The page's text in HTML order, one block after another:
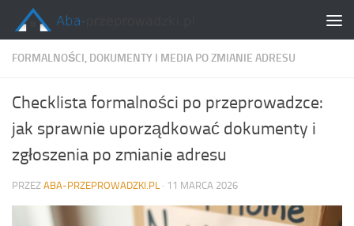
Skip to content
FORMALNOŚCI, DOKUMENTY I MEDIA PO ZMIANIE ADRESU
Checklista formalności po przeprowadzce:
jak sprawnie uporządkować dokumenty i
zgłoszenia po zmianie adresu
PRZEZ ABA-PRZEPROWADZKI.PL · 11 MARCA 2026